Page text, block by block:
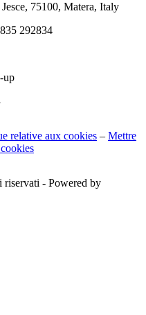
75100, Matera, Italy
292834
up
relative aux cookies – Mettre
- Powered by